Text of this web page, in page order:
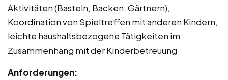
Aktivitäten (Basteln, Backen, Gärtnern),
Koordination von Spieltreffen mit anderen Kindern,
leichte haushaltsbezogene Tätigkeiten im
Zusammenhang mit der Kinderbetreuung
Anforderungen: